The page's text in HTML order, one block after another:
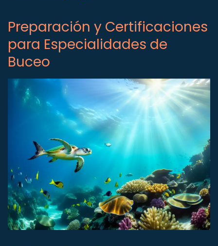
Preparación y Certificaciones
para Especialidades de
Buceo